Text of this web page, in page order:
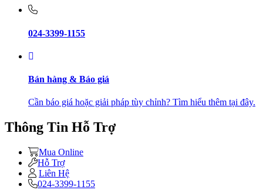
024-3399-1155
Bán hàng & Báo giá
Cần báo giá hoặc giải pháp tùy chỉnh? Tìm hiểu thêm tại đây.
Thông Tin Hỗ Trợ
Mua Online
Hỗ Trợ
Liên Hệ
024-3399-1155